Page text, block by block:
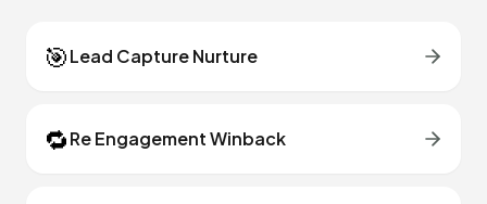
🎯Lead Capture Nurture
🔁Re Engagement Winback